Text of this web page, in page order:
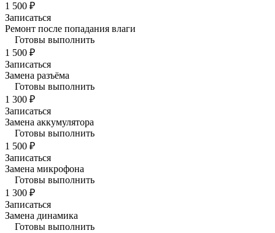
1 500 ₽
Записаться
Ремонт после попадания влаги
Готовы выполнить
1 500 ₽
Записаться
Замена разъёма
Готовы выполнить
1 300 ₽
Записаться
Замена аккумулятора
Готовы выполнить
1 500 ₽
Записаться
Замена микрофона
Готовы выполнить
1 300 ₽
Записаться
Замена динамика
Готовы выполнить